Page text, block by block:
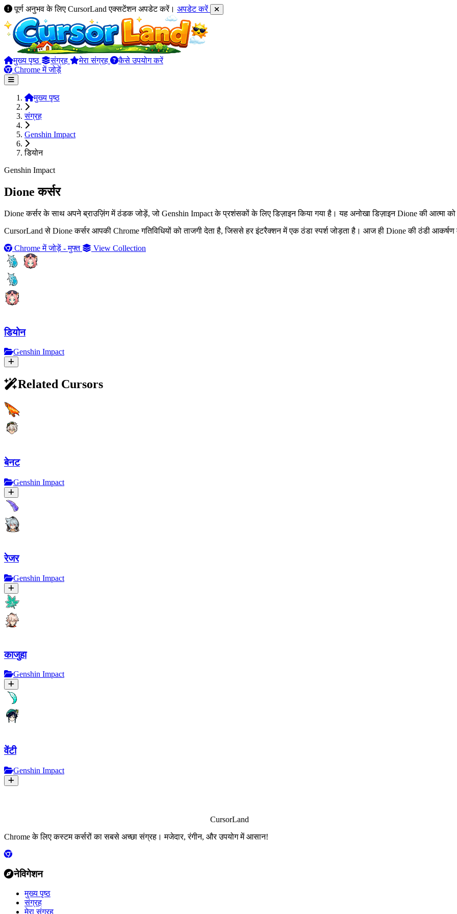
पूर्ण अनुभव के लिए CursorLand एक्सटेंशन अपडेट करें। अपडेट करें
मुख्य पृष्ठ संग्रह मेरा संग्रह
कैसे उपयोग करें
Chrome में जोड़ें
मुख्य पृष्ठ
संग्रह
Genshin Impact
डियोन
Genshin Impact
Dione कर्सर
Dione कर्सर के साथ अपने ब्राउज़िंग में ठंडक जोड़ें, जो Genshin Impact के प्रशंसकों के लिए डिज़ाइन किया गया है। यह अनोखा डिज़ाइन Dione की आत्मा
CursorLand से Dione कर्सर आपकी Chrome गतिविधियों को ताजगी देता है, जिससे हर इंटरैक्शन में एक ठंडा स्पर्श जोड़ता है। आज ही Dione की ठंडी
Chrome में जोड़ें - मुफ्त
View Collection
डियोन
Genshin Impact
Related Cursors
बेनट
Genshin Impact
रेजर
Genshin Impact
काजुहा
Genshin Impact
वेंटी
Genshin Impact
CursorLand
Chrome के लिए कस्टम कर्सरों का सबसे अच्छा संग्रह। मजेदार, रंगीन, और उपयोग में आसान!
नेविगेशन
मुख्य पृष्ठ
संग्रह
मेरा संग्रह